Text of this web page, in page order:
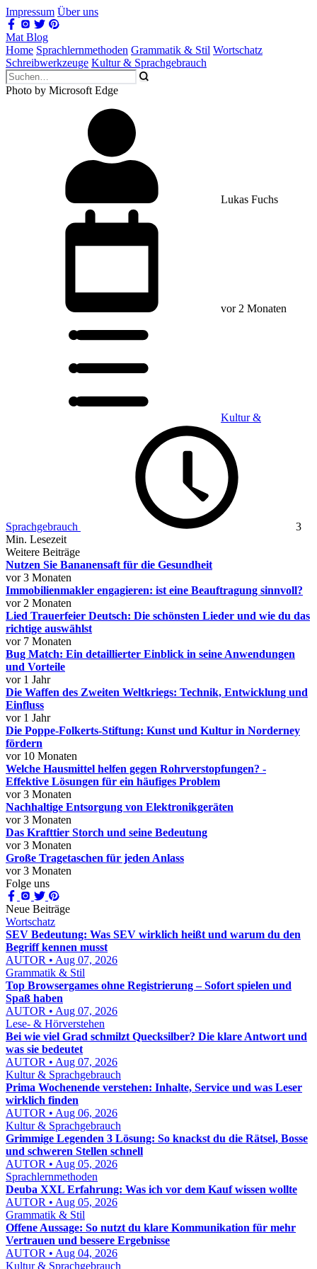
Impressum Über uns
Mat Blog
Home Sprachlernmethoden Grammatik & Stil Wortschatz
Schreibwerkzeuge Kultur & Sprachgebrauch
Photo by Microsoft Edge
Lukas Fuchs
vor 2 Monaten
Kultur &
Sprachgebrauch
3
Min. Lesezeit
Weitere Beiträge
Nutzen Sie Bananensaft für die Gesundheit
vor 3 Monaten
Immobilienmakler engagieren: ist eine Beauftragung sinnvoll?
vor 2 Monaten
Lied Trauerfeier Deutsch: Die schönsten Lieder und wie du das
richtige auswählst
vor 7 Monaten
Bug Match: Ein detaillierter Einblick in seine Anwendungen
und Vorteile
vor 1 Jahr
Die Waffen des Zweiten Weltkriegs: Technik, Entwicklung und
Einfluss
vor 1 Jahr
Die Poppe-Folkerts-Stiftung: Kunst und Kultur in Norderney
fördern
vor 10 Monaten
Welche Hausmittel helfen gegen Rohrverstopfungen? -
Effektive Lösungen für ein häufiges Problem
vor 3 Monaten
Nachhaltige Entsorgung von Elektronikgeräten
vor 3 Monaten
Das Krafttier Storch und seine Bedeutung
vor 3 Monaten
Große Tragetaschen für jeden Anlass
vor 3 Monaten
Folge uns
Neue Beiträge
Wortschatz
SEV Bedeutung: Was SEV wirklich heißt und warum du den
Begriff kennen musst
AUTOR • Aug 07, 2026
Grammatik & Stil
Top Browsergames ohne Registrierung – Sofort spielen und
Spaß haben
AUTOR • Aug 07, 2026
Lese- & Hörverstehen
Bei wie viel Grad schmilzt Quecksilber? Die klare Antwort und
was sie bedeutet
AUTOR • Aug 07, 2026
Kultur & Sprachgebrauch
Prima Wochenende verstehen: Inhalte, Service und was Leser
wirklich finden
AUTOR • Aug 06, 2026
Kultur & Sprachgebrauch
Grimmige Legenden 3 Lösung: So knackst du die Rätsel, Bosse
und schweren Stellen schnell
AUTOR • Aug 05, 2026
Sprachlernmethoden
Deuba XXL Erfahrung: Was ich vor dem Kauf wissen wollte
AUTOR • Aug 05, 2026
Grammatik & Stil
Offene Aussage: So nutzt du klare Kommunikation für mehr
Vertrauen und bessere Ergebnisse
AUTOR • Aug 04, 2026
Kultur & Sprachgebrauch